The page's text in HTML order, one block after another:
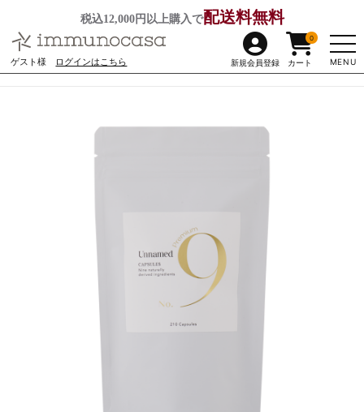
税込12,000円以上購入で配送料無料
ゲスト様 ログインはこちら MENU
新規会員登録 カート
0